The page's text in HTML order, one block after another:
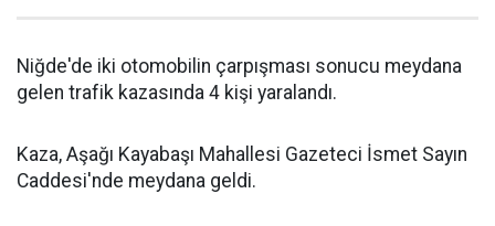
Niğde'de iki otomobilin çarpışması sonucu meydana
gelen trafik kazasında 4 kişi yaralandı.
Kaza, Aşağı Kayabaşı Mahallesi Gazeteci İsmet Sayın
Caddesi'nde meydana geldi.